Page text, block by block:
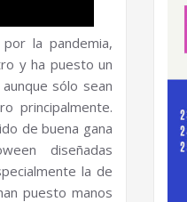
la pandemia,
y ha puesto un
sólo sean
principalmente.
de buena gana
diseñadas
la de
puesto manos